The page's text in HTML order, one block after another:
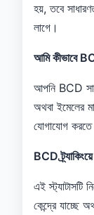
হয়, তবে
লাগে।
আমি কীভাবে
আপনি BCD
অথবা ইমেলের
যোগাযোগ করতে
BCD
এই স্ট্যাটাসটি
কেন্দ্রে যাচ্ছে